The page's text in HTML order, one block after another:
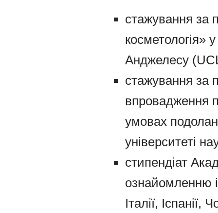
стажування за
косметологія»
Анджелесу
стажування за
впровадження
умовах
університеті
стипендіат
ознайомленню
Італії,